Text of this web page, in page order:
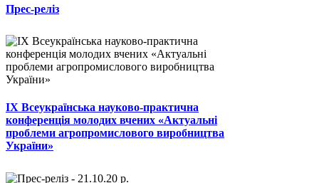
Прес-реліз
ІХ Всеукраїнська науково-практична
конференція молодих вчених «Актуальні
проблеми агропромислового виробництва
України»